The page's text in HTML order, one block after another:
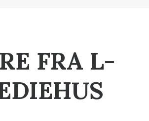
FRA L-